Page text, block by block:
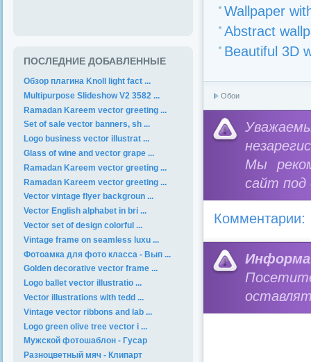
Wallpaper
Abstract
Beautiful 3D
Обои
Мы
сайт под
Комментарии:
ПОСЛЕДНИЕ ДОБАВЛЕННЫЕ
Обзор плагина Knoll light fact ...
Multipurpose Slideshow V2 3582 ...
Ramadan Kareem vector greeting ...
Set of sale vector banners, sh ...
Logo business vector illustrat ...
Glass of wine and vector grape ...
Ramadan Kareem vector greeting ...
Ramadan Kareem vector greeting ...
Vector vintage flyer backgroun ...
Vector English alphabet in bri ...
Vector set of design colorful ...
Vintage frame on seamless luxu ...
Фотоамка для фото класса - Вып ...
Golden decorative vector frame ...
Logo ballet vector illustratio ...
Vector illustrations with tedd ...
Vintage vector ribbons and lab ...
Logo green olive tree vector i ...
Мужской фотошаблон - Гусар
Разноцветный мяч - Клипарт